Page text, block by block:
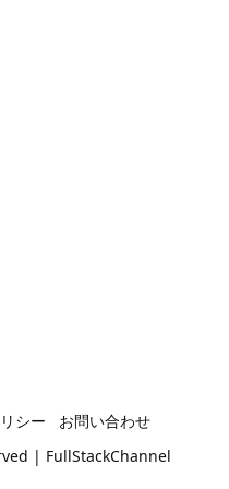
シー
お問い合わせ
| FullStackChannel